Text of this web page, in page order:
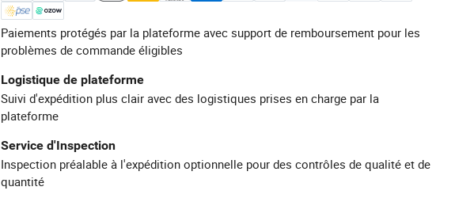
Paiements protégés par la plateforme avec support de remboursement pour les
problèmes de commande éligibles
Logistique de plateforme
Suivi d'expédition plus clair avec des logistiques prises en charge par la
plateforme
Service d'Inspection
Inspection préalable à l'expédition optionnelle pour des contrôles de qualité et de
quantité